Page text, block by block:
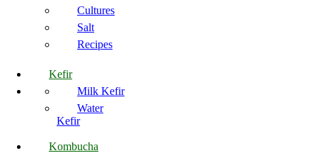
Cultures
Salt
Recipes
Kefir
Milk Kefir
Water
Kefir
Kombucha